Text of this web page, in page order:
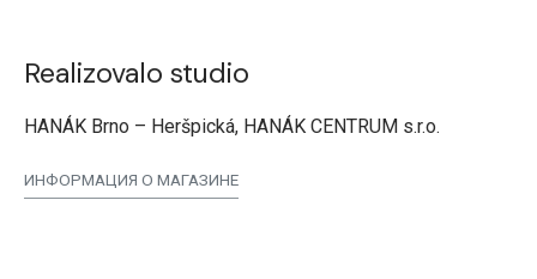
Realizovalo studio
HANÁK Brno – Heršpická, HANÁK CENTRUM s.r.o.
ИНФОРМАЦИЯ О МАГАЗИНЕ